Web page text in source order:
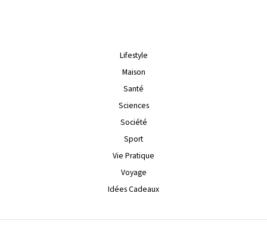
Lifestyle
Maison
Santé
Sciences
Société
Sport
Vie Pratique
Voyage
Idées Cadeaux